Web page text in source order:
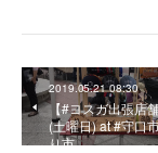
2019.05.21 08:30
【#ヨスガ出張店
(土曜日) at #守口
り市